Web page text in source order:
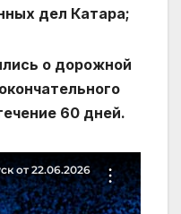
дел Катара;
о дорожной
60 дней.